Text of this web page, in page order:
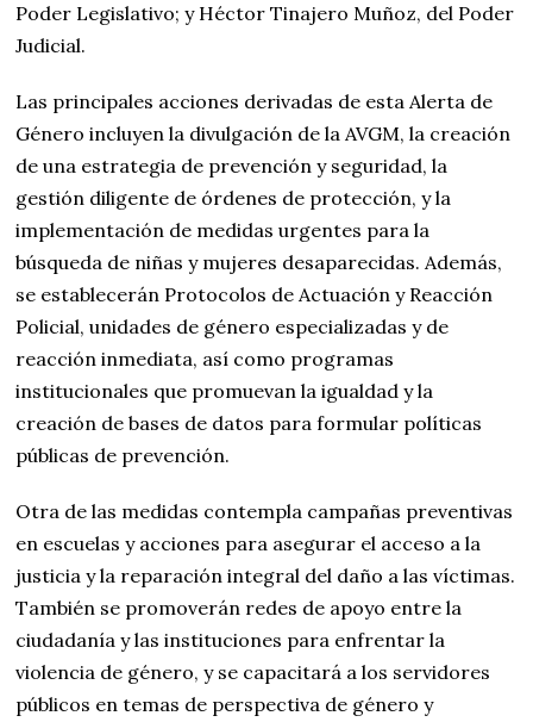
Poder Legislativo; y Héctor Tinajero Muñoz, del Poder
Judicial.
Las principales acciones derivadas de esta Alerta de
Género incluyen la divulgación de la AVGM, la creación
de una estrategia de prevención y seguridad, la
gestión diligente de órdenes de protección, y la
implementación de medidas urgentes para la
búsqueda de niñas y mujeres desaparecidas. Además,
se establecerán Protocolos de Actuación y Reacción
Policial, unidades de género especializadas y de
reacción inmediata, así como programas
institucionales que promuevan la igualdad y la
creación de bases de datos para formular políticas
públicas de prevención.
Otra de las medidas contempla campañas preventivas
en escuelas y acciones para asegurar el acceso a la
justicia y la reparación integral del daño a las víctimas.
También se promoverán redes de apoyo entre la
ciudadanía y las instituciones para enfrentar la
violencia de género, y se capacitará a los servidores
públicos en temas de perspectiva de género y